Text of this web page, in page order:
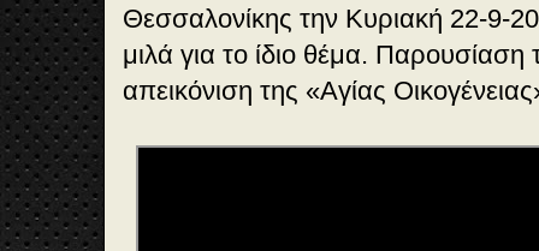
Θεσσαλονίκης την Κυριακή 22-9-
μιλά για το ίδιο θέμα. Παρουσίαση
απεικόνιση της «Αγίας